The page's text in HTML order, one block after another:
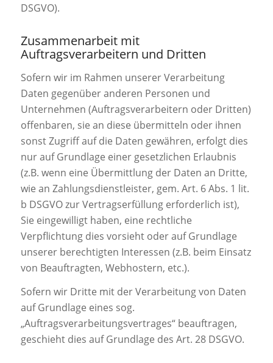
DSGVO).
Zusammenarbeit mit
Auftragsverarbeitern und Dritten
Sofern wir im Rahmen unserer Verarbeitung
Daten gegenüber anderen Personen und
Unternehmen (Auftragsverarbeitern oder Dritten)
offenbaren, sie an diese übermitteln oder ihnen
sonst Zugriff auf die Daten gewähren, erfolgt dies
nur auf Grundlage einer gesetzlichen Erlaubnis
(z.B. wenn eine Übermittlung der Daten an Dritte,
wie an Zahlungsdienstleister, gem. Art. 6 Abs. 1 lit.
b DSGVO zur Vertragserfüllung erforderlich ist),
Sie eingewilligt haben, eine rechtliche
Verpflichtung dies vorsieht oder auf Grundlage
unserer berechtigten Interessen (z.B. beim Einsatz
von Beauftragten, Webhostern, etc.).
Sofern wir Dritte mit der Verarbeitung von Daten
auf Grundlage eines sog.
„Auftragsverarbeitungsvertrages“ beauftragen,
geschieht dies auf Grundlage des Art. 28 DSGVO.